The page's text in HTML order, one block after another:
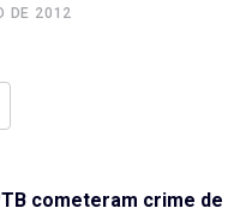
DE 2012
cometeram crime de